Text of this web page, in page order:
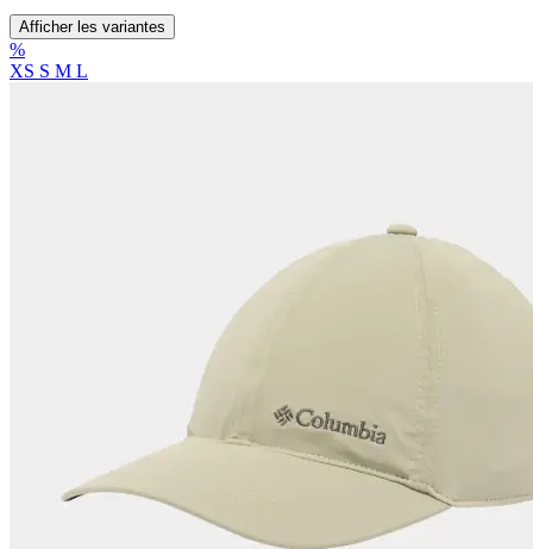
Afficher les variantes
%
XS S M L